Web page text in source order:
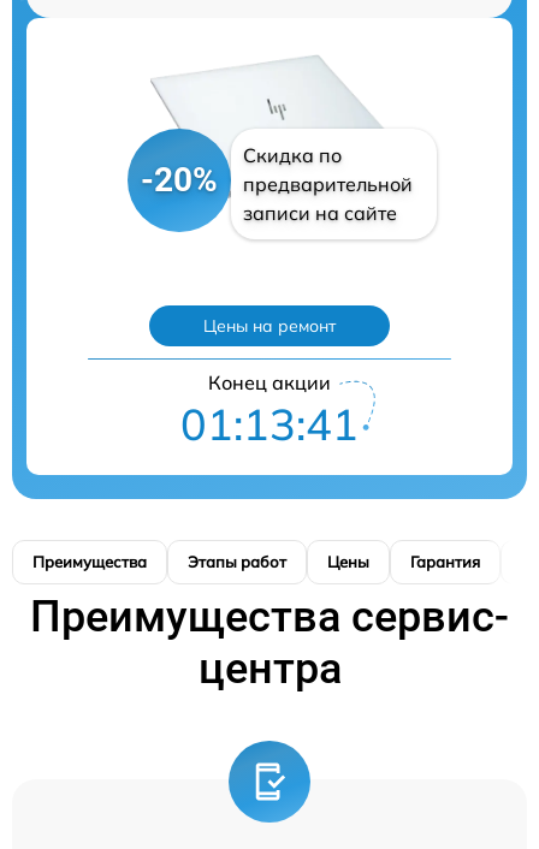
-20%
Скидка по
предварительной
записи на сайте
Цены на ремонт
Конец акции
01:13:39
Преимущества Этапы работ Цены Гарантия
Преимущества сервис-
центра